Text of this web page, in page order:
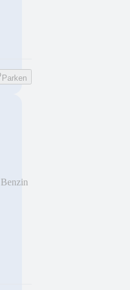
Parken
Benzin